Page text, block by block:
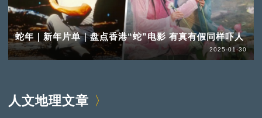
蛇年｜新年片单｜盘点香港“蛇”电影 有真有假同样吓人
2025-01-30
人文地理文章